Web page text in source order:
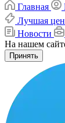
Главная
Лучшая
Новости
На нашем
Принять